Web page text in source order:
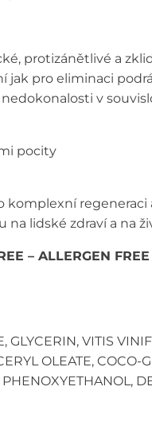
protizánětlivé a
jak pro eliminaci
v
pocity
regeneraci
lidské zdraví a na
– ALLERGEN
VITIS
OLEATE, COCO-